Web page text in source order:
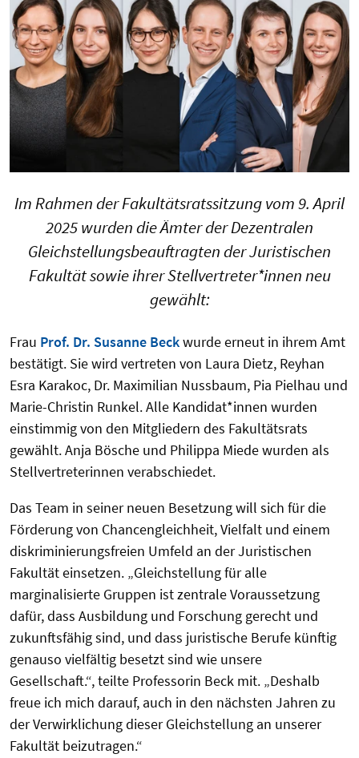
Im Rahmen der Fakultätsratssitzung vom 9. April
2025 wurden die Ämter der Dezentralen
Gleichstellungsbeauftragten der Juristischen
Fakultät sowie ihrer Stellvertreter*innen neu
gewählt:
Frau Prof. Dr. Susanne Beckwurde erneut in ihrem Amt
bestätigt. Sie wird vertreten von Laura Dietz, Reyhan
Esra Karakoc, Dr. Maximilian Nussbaum, Pia Pielhau und
Marie-Christin Runkel. Alle Kandidat*innen wurden
einstimmig von den Mitgliedern des Fakultätsrats
gewählt. Anja Bösche und Philippa Miedewurden als
Stellvertreterinnen verabschiedet.
Das Team in seiner neuen Besetzung will sich für die
Förderung von Chancengleichheit, Vielfalt und einem
diskriminierungsfreien Umfeld an der Juristischen
Fakultät einsetzen. „Gleichstellung für alle
marginalisierte Gruppen ist zentrale Voraussetzung
dafür, dass Ausbildung und Forschung gerecht und
zukunftsfähig sind, und dass juristische Berufe künftig
genauso vielfältig besetzt sind wie unsere
Gesellschaft.“, teilte Professorin Beck mit. „Deshalb
freue ich mich darauf, auch in den nächsten Jahren zu
der Verwirklichung dieser Gleichstellung an unserer
Fakultät beizutragen.“